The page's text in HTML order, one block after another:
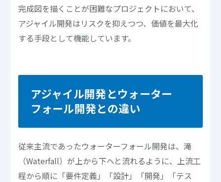
完成図を描くことが困難なプロジェクトにおいて、
アジャイル開発はリスクを抑えつつ、価値を最大化
する手段として機能しています。
アジャイル開発とウォーター
フォール開発との違い
従来主流であったウォーターフォール開発は、滝
（Waterfall）が上から下へと流れるように、上流工
程から順に「要件定義」「設計」「開発」「テス